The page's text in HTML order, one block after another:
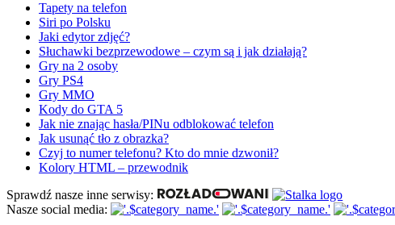
Tapety na telefon
Siri po Polsku
Jaki edytor zdjęć?
Słuchawki bezprzewodowe – czym są i jak działają?
Gry na 2 osoby
Gry PS4
Gry MMO
Kody do GTA 5
Jak nie znając hasła/PINu odblokować telefon
Jak usunąć tło z obrazka?
Czyj to numer telefonu? Kto do mnie dzwonił?
Kolory HTML – przewodnik
Sprawdź nasze inne serwisy:
Nasze social media: